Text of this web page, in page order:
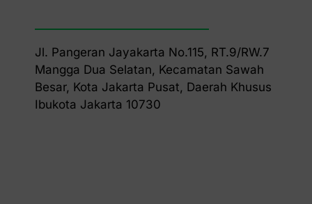
Jl. Pangeran Jayakarta No.115, RT.9/RW.7
Mangga Dua Selatan, Kecamatan Sawah
Besar, Kota Jakarta Pusat, Daerah Khusus
Ibukota Jakarta 10730